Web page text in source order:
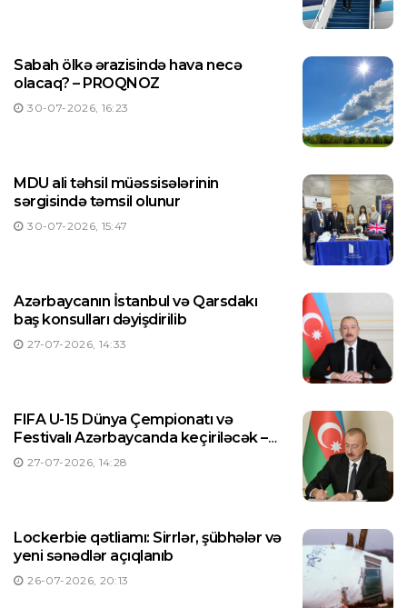
Sabah ölkə ərazisində hava necə
olacaq? – PROQNOZ
30-07-2026, 16:23
MDU ali təhsil müəssisələrinin
sərgisində təmsil olunur
30-07-2026, 15:47
Azərbaycanın İstanbul və Qarsdakı
baş konsulları dəyişdirilib
27-07-2026, 14:33
FIFA U-15 Dünya Çempionatı və
Festivalı Azərbaycanda keçiriləcək –
Prezident Sərəncam imzaladı
27-07-2026, 14:28
Lockerbie qətliamı: Sirrlər, şübhələr və
yeni sənədlər açıqlanıb
26-07-2026, 20:13